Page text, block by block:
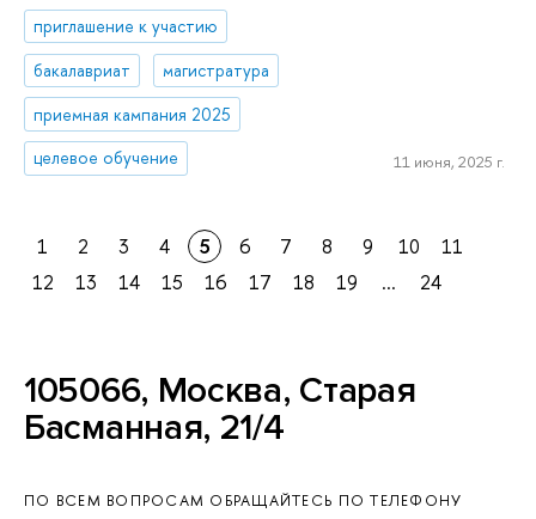
приглашение к участию
бакалавриат
магистратура
приемная кампания 2025
целевое обучение
11 июня, 2025 г.
1 2 3 4 5 6 7 8 9 10
11
12
13 14 15 16 17 18 19 ... 24
105066, Москва, Старая
Басманная, 21/4
ПО ВСЕМ ВОПРОСАМ ОБРАЩАЙТЕСЬ ПО ТЕЛЕФОНУ